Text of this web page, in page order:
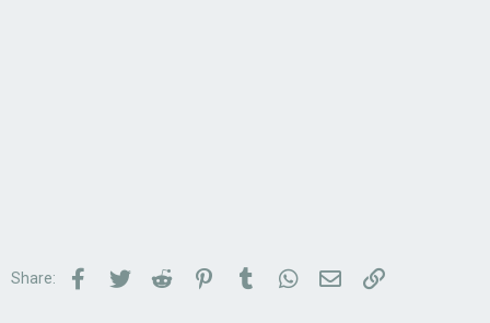
Share: Facebook
TwitterReddit PinterestTumblrWhatsApp
Email Link